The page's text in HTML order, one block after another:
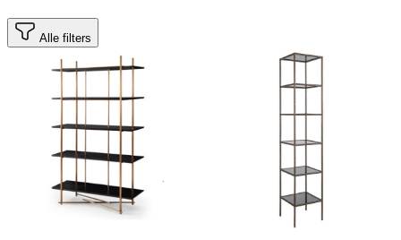
Alle filters